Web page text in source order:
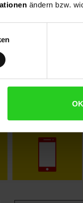
ändern bzw.
OK
NettoKOM